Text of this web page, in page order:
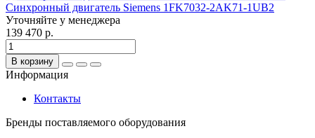
Синхронный двигатель Siemens 1FK7032-2AK71-1UB2
Уточняйте у менеджера
139 470 р.
В корзину
Информация
Контакты
Бренды поставляемого оборудования